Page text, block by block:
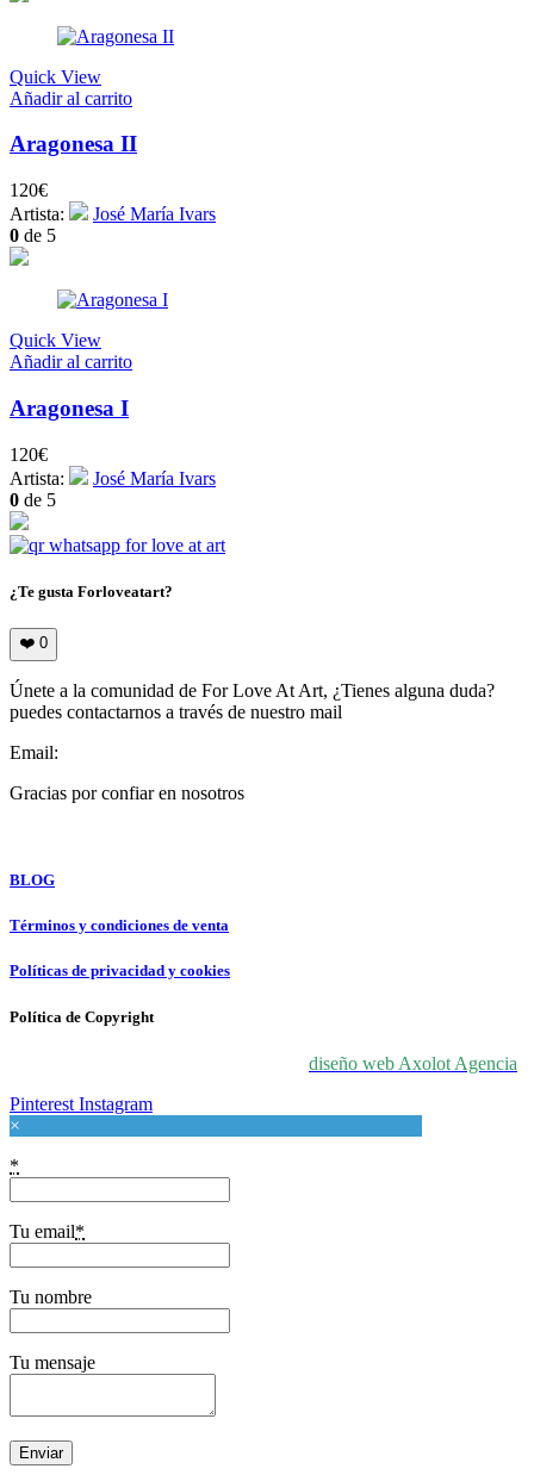
Quick View
Añadir al carrito
Aragonesa II
120€
Artista:
José María Ivars
0 de 5
Quick View
Añadir al carrito
Aragonesa I
120€
Artista:
José María Ivars
0 de 5
¿Te gusta Forloveatart?
❤️ 0
Únete a la comunidad de For Love At Art, ¿Tienes alguna duda?
puedes contactarnos a través de nuestro mail
Email:
Gracias por confiar en nosotros
BLOG
Términos y condiciones de venta
Políticas de privacidad y cookies
Política de Copyright
diseño web Axolot Agencia
Pinterest Instagram
×
*
Tu email*
Tu nombre
Tu mensaje